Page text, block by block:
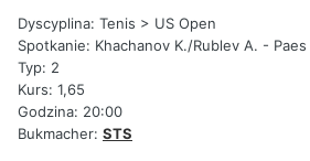
Dyscyplina: Tenis > US Open
Spotkanie: Khachanov K./Rublev A. - Paes
Typ: 2
Kurs: 1,65
Godzina: 20:00
Bukmacher: STS